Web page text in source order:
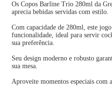
Os Copos Barline Trio 280ml da
aprecia bebidas servidas com estilo.
Com capacidade de 280ml, este
funcionalidade, ideal para servir
sua preferência.
Seu design moderno e robusto
sua mesa.
Aproveite momentos especiais com